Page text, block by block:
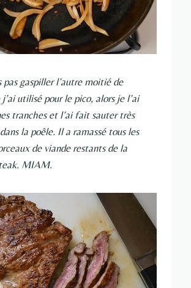
pas gaspiller l’autre moitié de
j’ai utilisé pour le pico, alors je l’ai
tranches et l’ai fait sauter très
la poêle. Il a ramassé tous les
de viande restants de la
MIAM.